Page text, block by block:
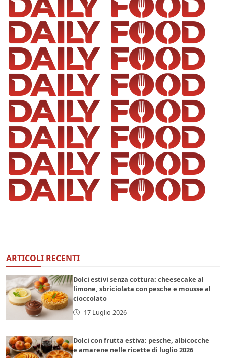
ARTICOLI RECENTI
Dolci estivi senza cottura: cheesecake al
limone, sbriciolata con pesche e mousse al
cioccolato
17 Luglio 2026
Dolci con frutta estiva: pesche, albicocche
e amarene nelle ricette di luglio 2026